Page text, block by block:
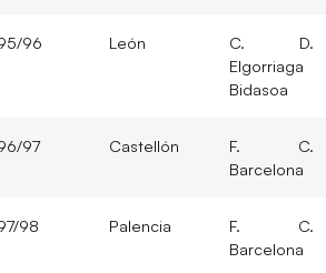
96 León
C. D.
Elgorriaga
Bidasoa
97 Castellón
F. C.
Barcelona
98 Palencia
F. C.
Barcelona